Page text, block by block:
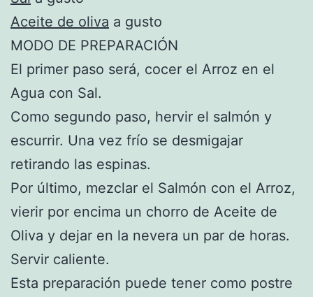
Aceite de oliva a gusto
MODO DE PREPARACIÓN
El primer paso será, cocer el Arroz en el
Agua con Sal.
Como segundo paso, hervir el salmón y
escurrir. Una vez frío se desmigajar
retirando las espinas.
Por último, mezclar el Salmón con el Arroz,
vierir por encima un chorro de Aceite de
Oliva y dejar en la nevera un par de horas.
Servir caliente.
Esta preparación puede tener como postre